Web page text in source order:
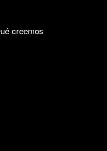
creemos